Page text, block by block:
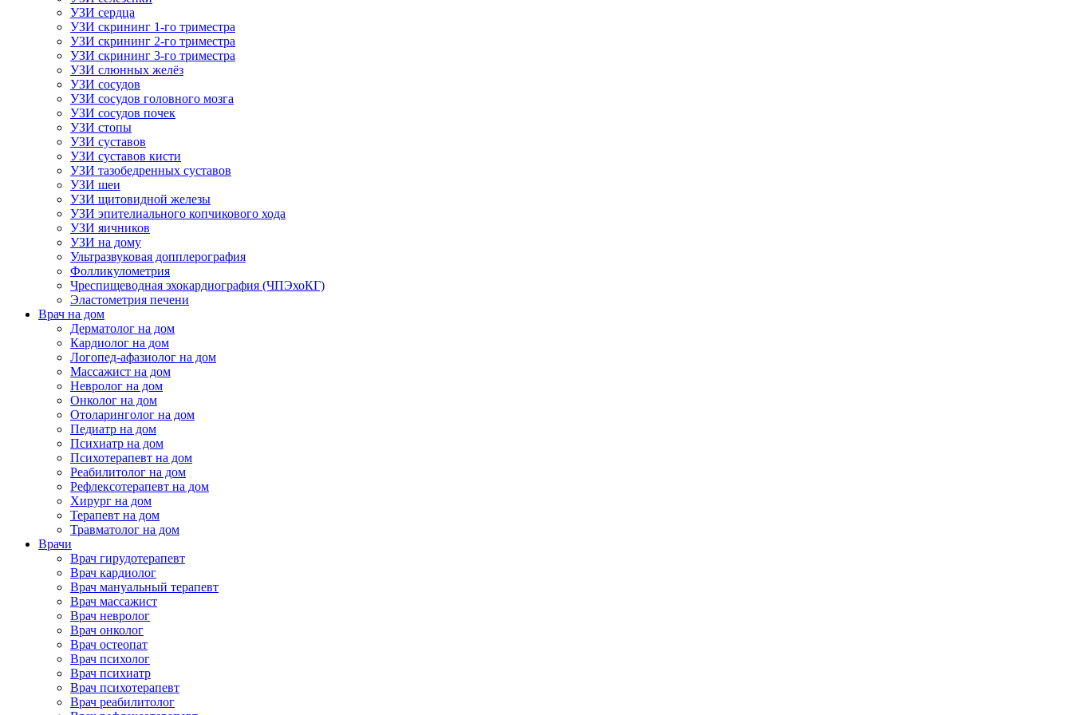
УЗИ сердца
УЗИ скрининг 1-го триместра
УЗИ скрининг 2-го триместра
УЗИ скрининг 3-го триместра
УЗИ слюнных желёз
УЗИ сосудов
УЗИ сосудов головного мозга
УЗИ сосудов почек
УЗИ стопы
УЗИ суставов
УЗИ суставов кисти
УЗИ тазобедренных суставов
УЗИ шеи
УЗИ щитовидной железы
УЗИ эпителиального копчикового хода
УЗИ яичников
УЗИ на дому
Ультразвуковая допплерография
Фолликулометрия
Чреспищеводная эхокардиография (ЧПЭхоКГ)
Эластометрия печени
Врач на дом
Дерматолог на дом
Кардиолог на дом
Логопед-афазиолог на дом
Массажист на дом
Невролог на дом
Онколог на дом
Отоларинголог на дом
Педиатр на дом
Психиатр на дом
Психотерапевт на дом
Реабилитолог на дом
Рефлексотерапевт на дом
Хирург на дом
Терапевт на дом
Травматолог на дом
Врачи
Врач гирудотерапевт
Врач кардиолог
Врач мануальный терапевт
Врач массажист
Врач невролог
Врач онколог
Врач остеопат
Врач психолог
Врач психиатр
Врач психотерапевт
Врач реабилитолог